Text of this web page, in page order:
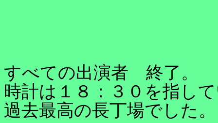
すべての出演者 終了。
時計は１８：３０を指し
過去最高の長丁場でした。